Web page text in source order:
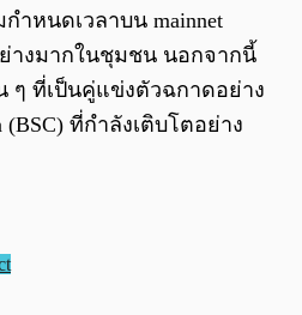
ำหนดเวลาบน mainnet
างมากในชุมชน นอกจากนี้
ๆ ที่เป็นคู่แข่งตัวฉกาดอย่าง
(BSC) ที่กำลังเติบโตอย่าง